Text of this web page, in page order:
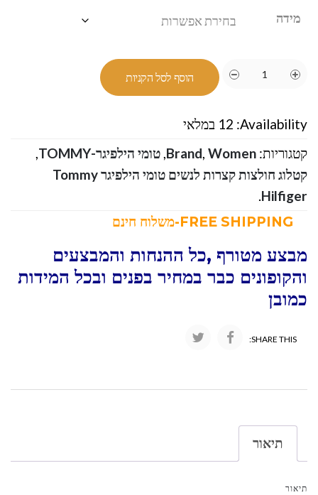
מידה
הוסף לסל הקניות
Availability: 12 במלאי
קטגוריות:
Brand, Women
,טומי הילפיגר-TOMMY
,
קטלוג חולצות קצרות לנשים טומי הילפיגר Tommy
Hilfiger
.
מבצע מטורף ,כל ההנחות והמבצעים
והקופונים כבר במחיר בפנים ובכל המידות
כמובן
SHARE THIS:
תיאור
תיאור